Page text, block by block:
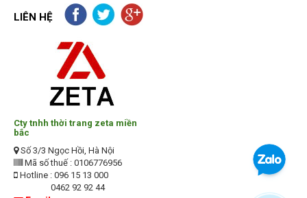
LIÊN HỆ
Cty tnhh thời trang zeta miền
bắc
Số 3/3 Ngọc Hồi, Hà Nội
Mã số thuế : 0106776956
Hotline : 096 15 13 000
0462 92 92 44